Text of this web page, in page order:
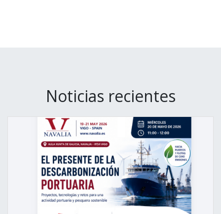
Noticias recientes